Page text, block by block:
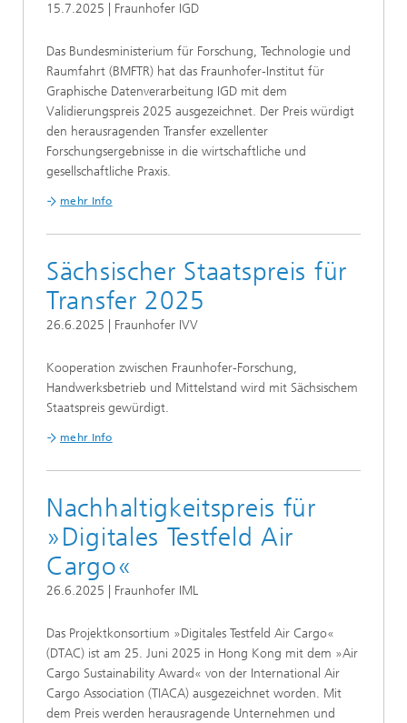
15.7.2025 | Fraunhofer IGD
Das Bundesministerium für Forschung, Technologie und
Raumfahrt (BMFTR) hat das Fraunhofer-Institut für
Graphische Datenverarbeitung IGD mit dem
Validierungspreis 2025 ausgezeichnet. Der Preis würdigt
den herausragenden Transfer exzellenter
Forschungsergebnisse in die wirtschaftliche und
gesellschaftliche Praxis.
mehr Info
Sächsischer Staatspreis für
Transfer 2025
26.6.2025 | Fraunhofer IVV
Kooperation zwischen Fraunhofer-Forschung,
Handwerksbetrieb und Mittelstand wird mit Sächsischem
Staatspreis gewürdigt.
mehr Info
Nachhaltigkeitspreis für
»Digitales Testfeld Air
Cargo«
26.6.2025 | Fraunhofer IML
Das Projektkonsortium »Digitales Testfeld Air Cargo«
(DTAC) ist am 25. Juni 2025 in Hong Kong mit dem »Air
Cargo Sustainability Award« von der International Air
Cargo Association (TIACA) ausgezeichnet worden. Mit
dem Preis werden herausragende Unternehmen und